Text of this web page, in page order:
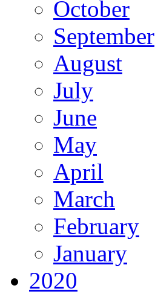
October
September
August
July
June
May
April
March
February
January
2020